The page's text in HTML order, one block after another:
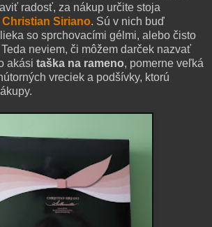
radosť, za nákup určite stoja
Siriano. Sú v nich buď
so sprchovacími gélmi, alebo čisto
neviem, či môžem darček nazvať
akási taška na rameno, pomerne veľká
vreciek a podšívky, ktorú